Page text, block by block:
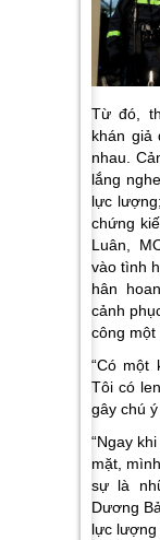
Từ đó,
khán giả
nhau.
lắng
lực
chứng
Luân,
vào tình
hân
cảnh
công một
“Có một
Tôi có
gây chú
“Ngay
mặt,
sự là
Dương
lực lượng